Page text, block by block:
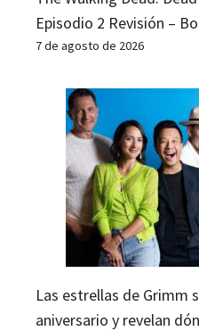
Episodio 2 Revisión –
7 de agosto de 2026
Las estrellas de Grimm
aniversario y revelan